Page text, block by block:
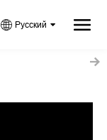
Русский